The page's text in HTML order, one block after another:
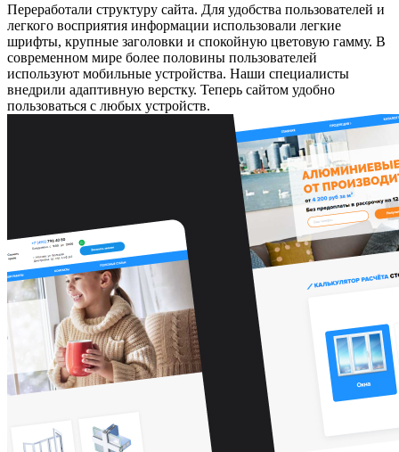
Переработали структуру сайта. Для удобства пользователей и
легкого восприятия информации использовали легкие
шрифты, крупные заголовки и спокойную цветовую гамму. В
современном мире более половины пользователей
используют мобильные устройства. Наши специалисты
внедрили адаптивную верстку. Теперь сайтом удобно
пользоваться с любых устройств.